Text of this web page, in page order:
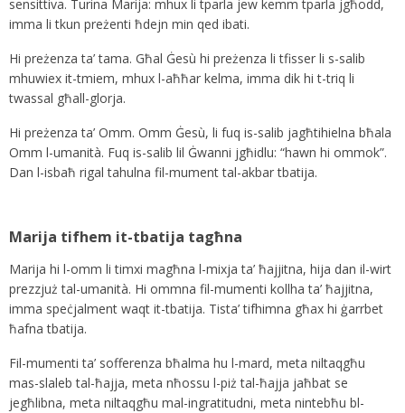
sensittiva. Turina Marija: mhux li tparla jew kemm tparla jgħodd,
imma li tkun preżenti ħdejn min qed ibati.
Hi preżenza ta’ tama. Għal Ġesù hi preżenza li tfisser li s-salib
mhuwiex it-tmiem, mhux l-aħħar kelma, imma dik hi t-triq li
twassal għall-glorja.
Hi preżenza ta’ Omm. Omm Ġesù, li fuq is-salib jagħtihielna bħala
Omm l-umanità. Fuq is-salib lil Ġwanni jgħidlu: “hawn hi ommok”.
Dan l-isbaħ rigal tahulna fil-mument tal-akbar tbatija.
Marija tifhem it-tbatija tagħna
Marija hi l-omm li timxi magħna l-mixja ta’ ħajjitna, hija dan il-wirt
prezzjuż tal-umanità. Hi ommna fil-mumenti kollha ta’ ħajjitna,
imma speċjalment waqt it-tbatija. Tista’ tifhimna għax hi ġarrbet
ħafna tbatija.
Fil-mumenti ta’ sofferenza bħalma hu l-mard, meta niltaqgħu
mas-slaleb tal-ħajja, meta nħossu l-piż tal-ħajja jaħbat se
jegħlibna, meta niltaqgħu mal-ingratitudni, meta nintebħu bl-